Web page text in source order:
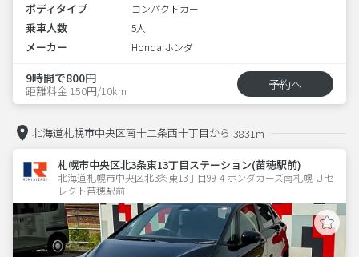
ボディタイプ コンパクトカー
乗車人数 5人
メーカー Honda ホンダ
9時間で800円
距離料金 150円/10km 予約へ
北海道札幌市中央区南十二条西十丁目から 3831m
札幌市中央区北3条東13丁目ステーション(苗穂駅前)
北海道札幌市中央区北3条東13丁目99-4 ホンダカーズ南札幌 Ｕセ
レクト苗穂駅前